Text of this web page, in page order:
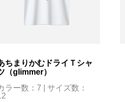
ちまりかむドライＴシャ
（glimmer）
ラー数：7 | サイズ数：